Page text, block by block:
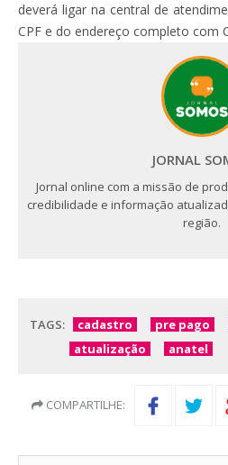
deverá ligar na central de
CPF e do endereço completo com
JORNAL
Jornal online com a missão de
credibilidade e informação
região.
TAGS: cadastro pre pago
atualização
anatel
COMPARTILHE: